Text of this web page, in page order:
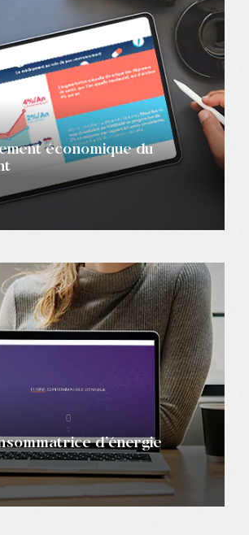
économique du
d’énergie